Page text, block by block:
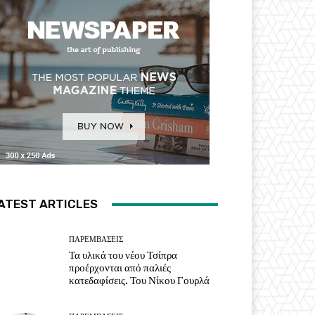
ARTICLES
ΠΑΡΕΜΒΑΣΕΙΣ
Τα υλικά του νέου Τσίπρα
προέρχονται από παλιές
κατεδαφίσεις. Του Νίκου Γουρλά